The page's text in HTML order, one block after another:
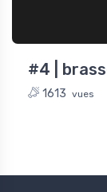
#4 |
1613 vues